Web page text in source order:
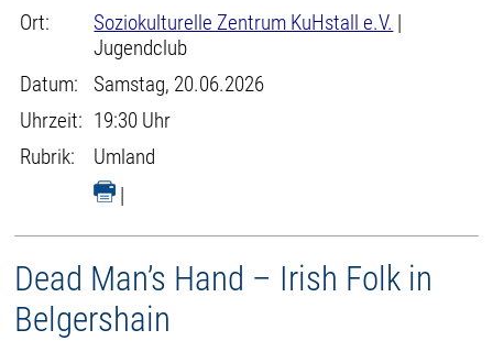
Ort: Soziokulturelle Zentrum KuHstall e.V. |
Jugendclub
Datum:
Samstag, 20.06.2026
Uhrzeit: 19:30 Uhr
Rubrik:
Umland
|
Dead Man’s Hand – Irish Folk in
Belgershain